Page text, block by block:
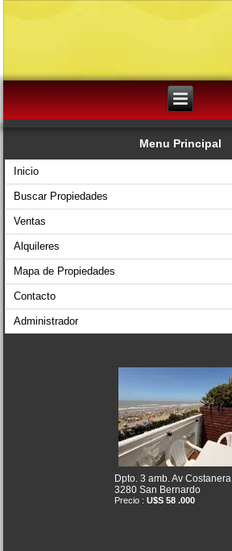
Menu Principal
Inicio
Buscar Propiedades
Ventas
Alquileres
Mapa de Propiedades
Contacto
Administrador
Dpto. 3 amb. Av Costanera
3280 San Bernardo
Precio : U$S 58 .000